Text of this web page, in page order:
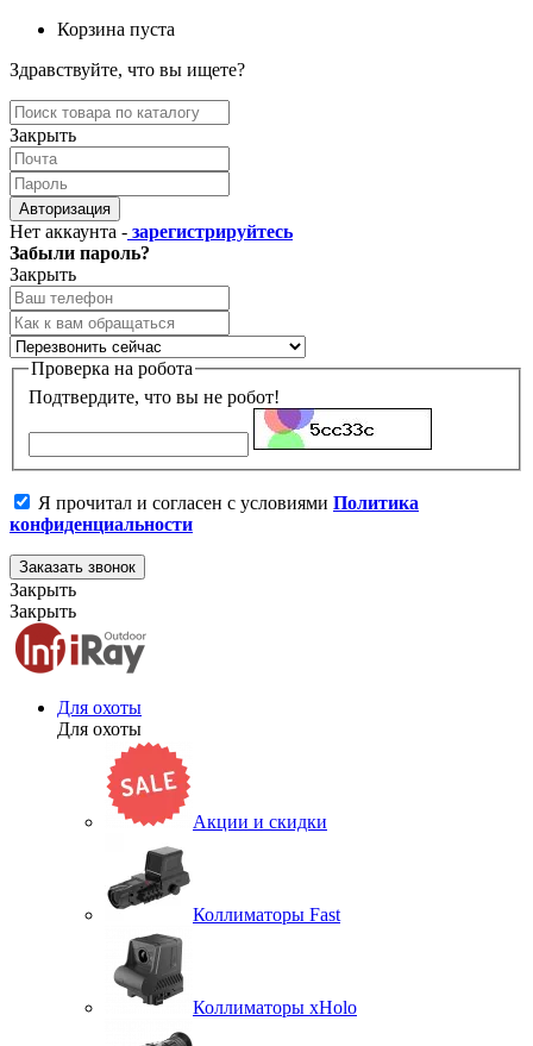
Корзина пуста
Здравствуйте, что вы ищете?
Закрыть
Авторизация
Нет аккаунта - зарегистрируйтесь
Забыли пароль?
Закрыть
Проверка на робота
Подтвердите, что вы не робот!
Я прочитал и согласен с условиями Политика
конфиденциальности
Заказать звонок
Закрыть
Закрыть
Для охоты
Для охоты
Акции и скидки
Коллиматоры Fast
Коллиматоры xHolo